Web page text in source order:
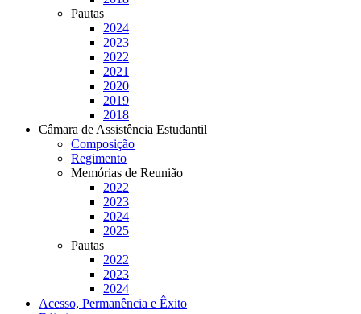
Pautas
2024
2023
2022
2021
2020
2019
2018
Câmara de Assistência Estudantil
Composição
Regimento
Memórias de Reunião
2022
2023
2024
2025
Pautas
2022
2023
2024
Acesso, Permanência e Êxito